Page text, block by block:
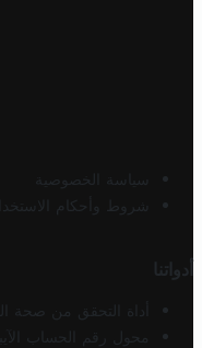
سياسة الخصوصية
شروط وأحكام
أدواتنا
أداة التحقق من صحة
محول رقم الحساب